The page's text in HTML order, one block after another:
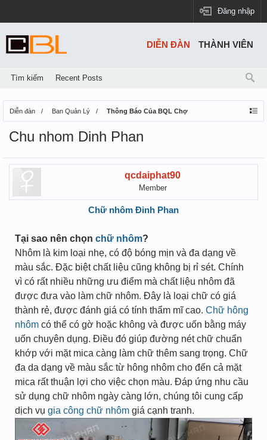
Đăng nhập
Diễn đàn Ban Quản Lý Thông Báo Của BQL Chợ
Chu nhom Dinh Phan
qcdaiphat90
Member
Chữ nhôm Đinh Phan
Tại sao nên chọn chữ nhôm?
Nhôm là kim loại nhẹ, có độ bóng mịn và đa dạng về
màu sắc. Đặc biệt chất liệu cũng không bị rỉ sét. Chính
vì có rất nhiều những ưu điểm mà chất liệu nhôm đã
được đưa vào làm chữ nhôm. Đây là loại chữ có giá
thành rẻ, được đánh giá có tính thẩm mĩ cao. Chữ hông
nhôm có thể có gờ hoặc không và được uốn bằng máy
uốn chuyên dụng. Điều đó giúp đường nét chữ chuẩn
khớp với mặt mica càng làm chữ thêm sang trọng. Chữ
đa da dạng về màu sắc từ hông nhôm cho đến cả mặt
mica rất thuận lợi cho việc chọn màu. Đáp ứng nhu cầu
sử dụng chữ nhôm ngày càng lớn, chúng tôi cung cấp
dịch vụ gia công chữ nhôm giá cạnh tranh.
DIỄN ĐÀN
Tìm kiếm Recent Posts
THÀNH VIÊN